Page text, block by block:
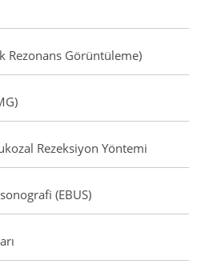
Rezonans Görüntüleme)
Rezeksiyon Yöntemi
(EBUS)